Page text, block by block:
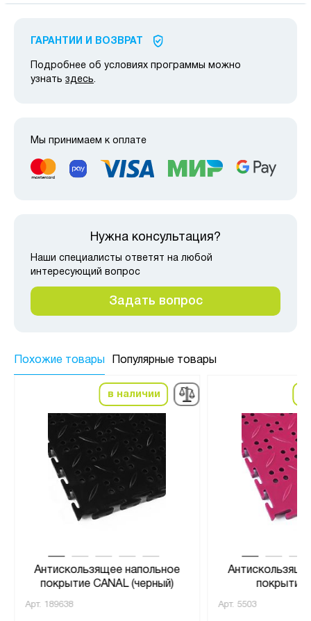
ГАРАНТИИ И ВОЗВРАТ
Подробнее об условиях программы можно
узнать здесь.
Мы принимаем к оплате
Нужна консультация?
Наши специалисты ответят на любой
интересующий вопрос
Задать вопрос
Похожие товары Популярные товары
в наличии
Антискользящее напольное
покрытие CANAL (черный)
Арт. 189638
покрытие
Арт. 5503